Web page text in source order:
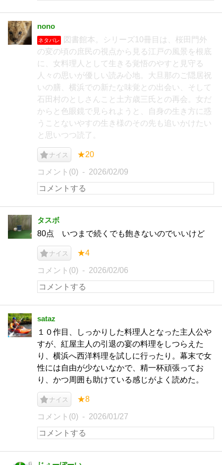
nono
ネタバレ
図書館本。シリーズ10冊目は、桜田門外
の変の頃の庶民の視点から見る江戸の風景を根底
に、女料理人として生きる覚悟のやすと見守る
人々の思いが優しい読み心地。大旦那のご隠居祝
いの膳、横浜での新たな味覚との出会い、そして
石田村のとしさんこと土方歳三氏との再会。女だ
からと色眼鏡で見られようと、自身の生き方に惑
うことないやすの生き様のその先も追いかけたい
と思いつつ読了。
ナイス ★20
コメント(0) 2026/02/09
タスボ
80点 いつまで続くでも飽きないのでいいけど
ナイス ★4
コメント(0) 2026/02/06
sataz
１０作目、しっかりした料理人となった主人公や
すが、紅屋主人の引退の宴の料理をしつらえた
り、横浜へ西洋料理を試しに行ったり。幕末で女
性には自由が少ないなかで、精一杯頑張ってお
り、かつ周囲も助けている感じがよく読めた。
ナイス ★8
コメント(0) 2026/01/27